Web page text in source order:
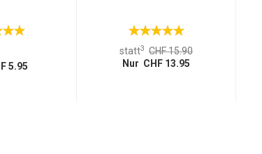
5.95
statt3 CHF 15.90
Nur CHF 13.95